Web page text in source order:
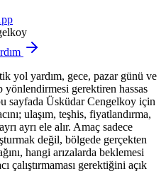
yol yardım, gece, pazar günü ve
yönlendirmesi gerektiren hassas
sayfada Üsküdar Cengelkoy için
ulaşım, teşhis, fiyatlandırma,
ayrı ele alır. Amaç sadece
değil, bölgede gerçekten
hangi arızalarda beklemesi
çalıştırmaması gerektiğini açık